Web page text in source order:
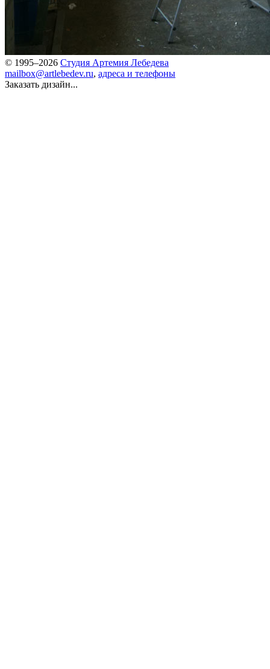
© 1995–2026 Студия Артемия Лебедева
mailbox@artlebedev.ru, адреса и телефоны
Заказать дизайн...